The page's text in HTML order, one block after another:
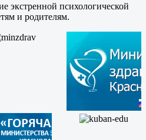
экстренной психологической
и родителям.